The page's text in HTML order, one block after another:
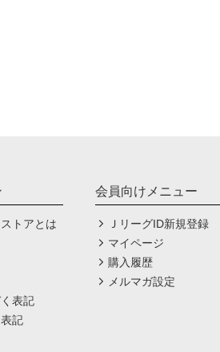
トアとは
表記
記
会員向けメニュー
ＪリーグID新規登録
マイページ
購入履歴
メルマガ設定